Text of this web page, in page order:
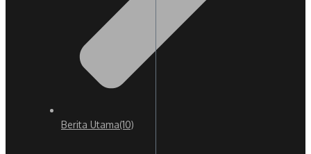
Berita Utama(10)